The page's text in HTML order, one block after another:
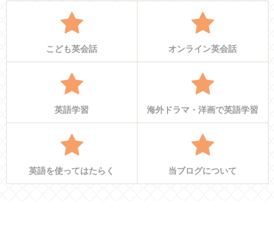
こども英会話 オンライン英会話
英語学習 海外ドラマ・洋画で英語学習
英語を使ってはたらく 当ブログについて